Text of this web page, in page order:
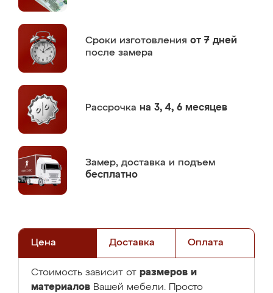
Сроки изготовления от 7 дней
после замера
Рассрочка на 3, 4, 6 месяцев
Замер, доставка и подъем
бесплатно
Цена Доставка Оплата
Стоимость зависит от размеров и
материалов Вашей мебели. Просто